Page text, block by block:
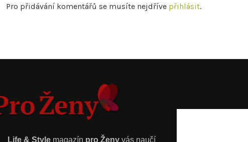
Pro přidávání komentářů se musíte nejdříve přihlásit.
Life & Style magazín pro Ženy vás naučí